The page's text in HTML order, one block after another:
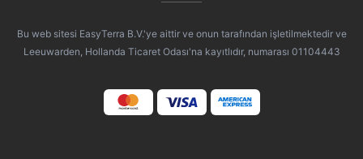
Bu web sitesi EasyTerra B.V.'ye aittir ve onun tarafından işletilmektedir ve
Leeuwarden, Hollanda Ticaret Odası'na kayıtlıdır, numarası 01104443